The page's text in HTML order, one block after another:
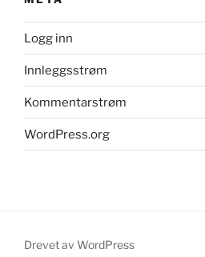
Logg inn
Innleggsstrøm
Kommentarstrøm
WordPress.org
Drevet av WordPress